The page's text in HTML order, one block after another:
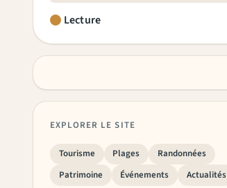
Lecture
EXPLORER LE SITE
Tourisme Plages
Randonnées
Patrimoine
Événements Actualités